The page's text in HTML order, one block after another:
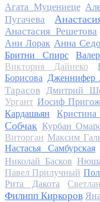
Агата Муцениеце
Пугачева
Анастасия Решетова
Ани Лорак Анна
Бритни Спирс
Виктория Дайнеко
Борисова Дженнифер
Тарасов
Дмитрий
Ургант Иосиф
Кардашьян
Собчак Курбан
Виторган Максим
Настасья Самбурская
Николай Басков
Павел Прилучный
Рита Дакота
Филипп Киркоров